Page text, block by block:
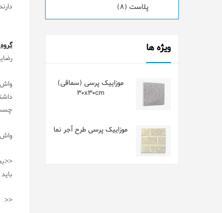
پلاست (8)
ویژه ها
موزاییک پرسی (سماقی)
30x30cm
موزاییک پرسی طرح آجر نما
واش
باید در
<<